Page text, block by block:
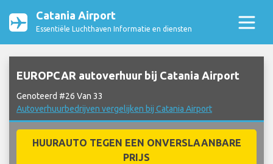
Catania Airport
Essentiële Luchthaven Informatie en diensten
EUROPCAR autoverhuur bij Catania Airport
Genoteerd #26 Van 33
Autoverhuurbedrijven vergelijken bij Catania Airport
HUURAUTO TEGEN EEN ONVERSLAANBARE
PRIJS